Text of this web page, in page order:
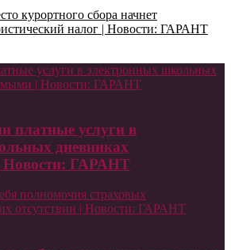
курортного сбора начнет
налог | Новости: ГАРАНТ
услуги в электронных школьных
| Новости: ГАРАНТ
платные услуги в
дневниках
Новости: ГАРАНТ
полномочия страховых
отсутствии | Новости: ГАРАНТ